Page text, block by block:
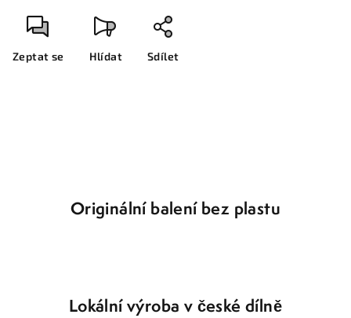
Zeptat se Hlídat Sdílet
Originální balení bez plastu
Lokální výroba v české dílně